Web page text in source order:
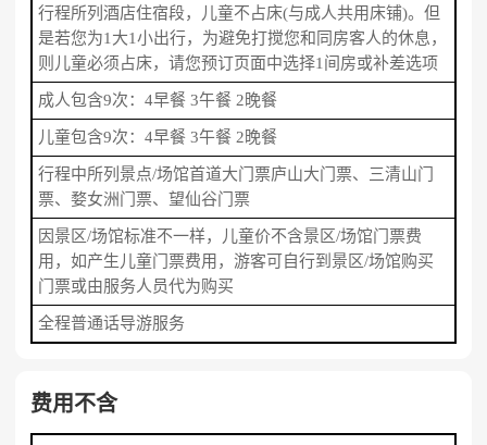
行程所列酒店住宿段，儿童不占床(与成人共用床铺)。但
是若您为1大1小出行，为避免打搅您和同房客人的休息，
则儿童必须占床，请您预订页面中选择1间房或补差选项
成人包含9次：4早餐 3午餐 2晚餐
儿童包含9次：4早餐 3午餐 2晚餐
行程中所列景点/场馆首道大门票庐山大门票、三清山门
票、婺女洲门票、望仙谷门票
因景区/场馆标准不一样，儿童价不含景区/场馆门票费
用，如产生儿童门票费用，游客可自行到景区/场馆购买
门票或由服务人员代为购买
全程普通话导游服务
费用不含